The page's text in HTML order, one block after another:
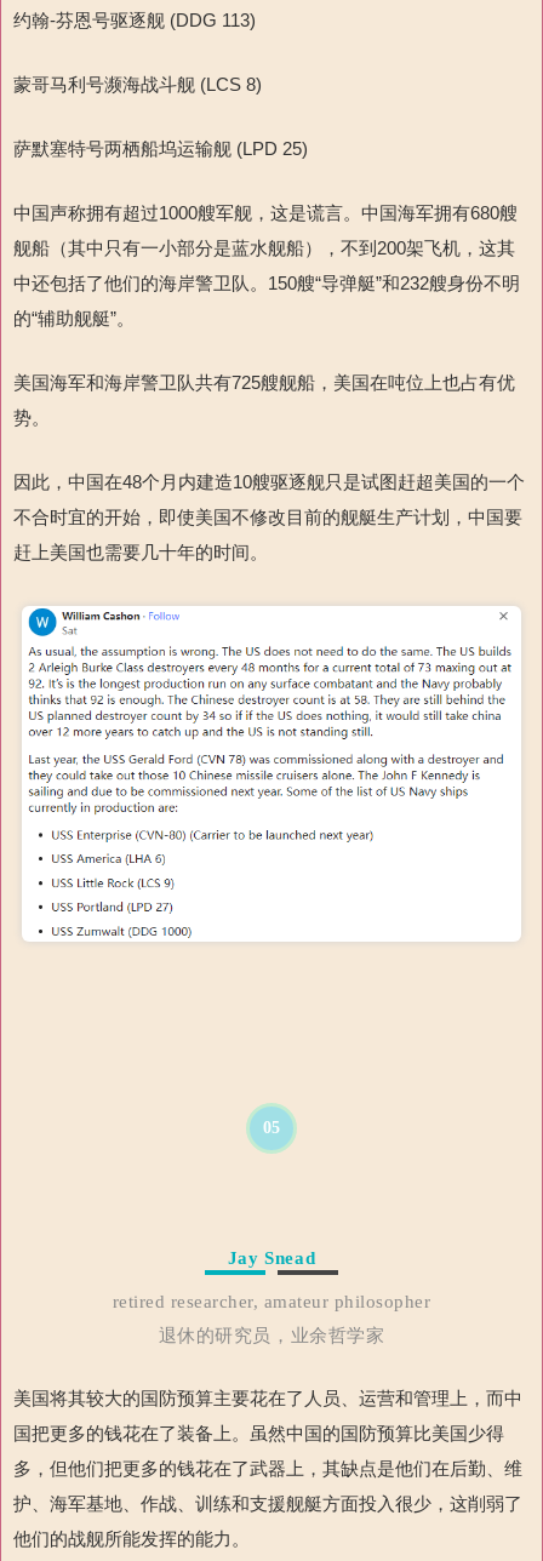
约翰-芬恩号驱逐舰 (DDG 113)
蒙哥马利号濒海战斗舰 (LCS 8)
萨默塞特号两栖船坞运输舰 (LPD 25)
中国声称拥有超过1000艘军舰，这是谎言。中国海军拥有680艘
舰船（其中只有一小部分是蓝水舰船），不到200架飞机，这其
中还包括了他们的海岸警卫队。150艘“导弹艇”和232艘身份不明
的“辅助舰艇”。
美国海军和海岸警卫队共有725艘舰船，美国在吨位上也占有优
势。
因此，中国在48个月内建造10艘驱逐舰只是试图赶超美国的一个
不合时宜的开始，即使美国不修改目前的舰艇生产计划，中国要
赶上美国也需要几十年的时间。
05
Jay Snead
retired researcher, amateur philosopher
退休的研究员，业余哲学家
美国将其较大的国防预算主要花在了人员、运营和管理上，而中
国把更多的钱花在了装备上。虽然中国的国防预算比美国少得
多，但他们把更多的钱花在了武器上，其缺点是他们在后勤、维
护、海军基地、作战、训练和支援舰艇方面投入很少，这削弱了
他们的战舰所能发挥的能力。